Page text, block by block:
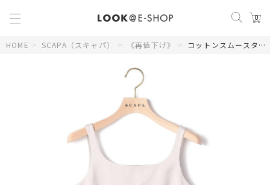
0
HOME > SCAPA（スキャパ） > 《再値下げ》 > コットンスムースタンクトップカットソー